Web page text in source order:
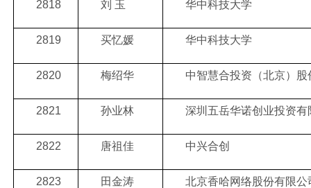
2818 刘 玉 华中科技大学
2819 买忆媛 华中科技大学
2820 梅绍华 中智慧合投资（北京）
2821 孙业林 深圳五岳华诺创业投资有
2822 唐祖佳 中兴合创
2823 田金涛 北京香哈网络股份有限公